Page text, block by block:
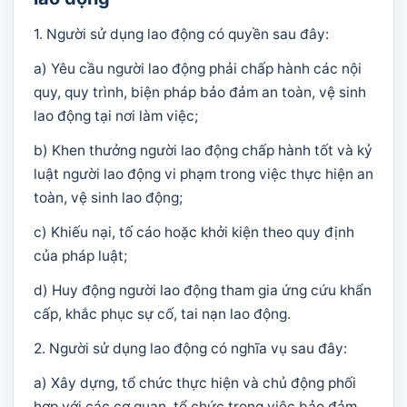
1. Người sử dụng lao động có quyền sau đây:
a) Yêu cầu người lao động phải chấp hành các nội
quy, quy trình, biện pháp bảo đảm an toàn, vệ sinh
lao động tại nơi làm việc;
b) Khen thưởng người lao động chấp hành tốt và kỷ
luật người lao động vi phạm trong việc thực hiện an
toàn, vệ sinh lao động;
c) Khiếu nại, tố cáo hoặc khởi kiện theo quy định
của pháp luật;
d) Huy động người lao động tham gia ứng cứu khẩn
cấp, khắc phục sự cố, tai nạn lao động.
2. Người sử dụng lao động có nghĩa vụ sau đây:
a) Xây dựng, tổ chức thực hiện và chủ động phối